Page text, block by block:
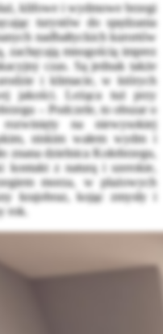
klifowe i wydmowe brzegi
turystów do spędzania
nadbałtyckich kurortów
zachęcają mnogością imprez
czas. Są jednak także
i klimacie, w których
jakości.
Leżąca tuż przy
– Podczele, to obszar o
na niewysokiej
niskim wałem wydm i
znana dzielnica Kołobrzegu,
kontakt z naturą i szerokie,
morza, w plażowych
krajobraz, kojąc zmysły i
rok.